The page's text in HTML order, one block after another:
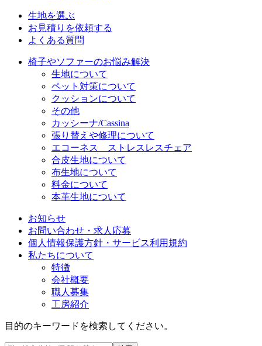
生地を選ぶ
お見積りを依頼する
よくある質問
椅子やソファーのお悩み解決
生地について
ペット対策について
クッションについて
その他
カッシーナ/Cassina
張り替えや修理について
エコーネス ストレスレスチェア
合皮生地について
布生地について
料金について
本革生地について
お知らせ
お問い合わせ・求人応募
個人情報保護方針・サービス利用規約
私たちについて
特徴
会社概要
職人募集
工房紹介
目的のキーワードを検索してください。